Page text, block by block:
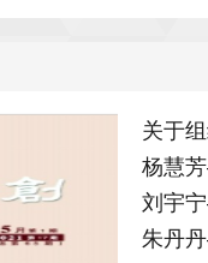
关于
杨慧
刘宇
朱丹